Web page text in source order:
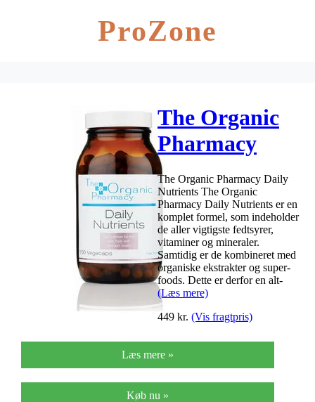
ProZone
The Organic
Pharmacy
Daily
Nutrients –
150 kaplser
The Organic Pharmacy Daily
Nutrients The Organic
Pharmacy Daily Nutrients er en
komplet formel, som indeholder
de aller vigtigste fedtsyrer,
vitaminer og mineraler.
Samtidig er de kombineret med
organiske ekstrakter og super-
foods. Dette er derfor en alt-
(Læs mere)
449 kr. (Vis fragtpris)
Læs mere »
Køb nu »